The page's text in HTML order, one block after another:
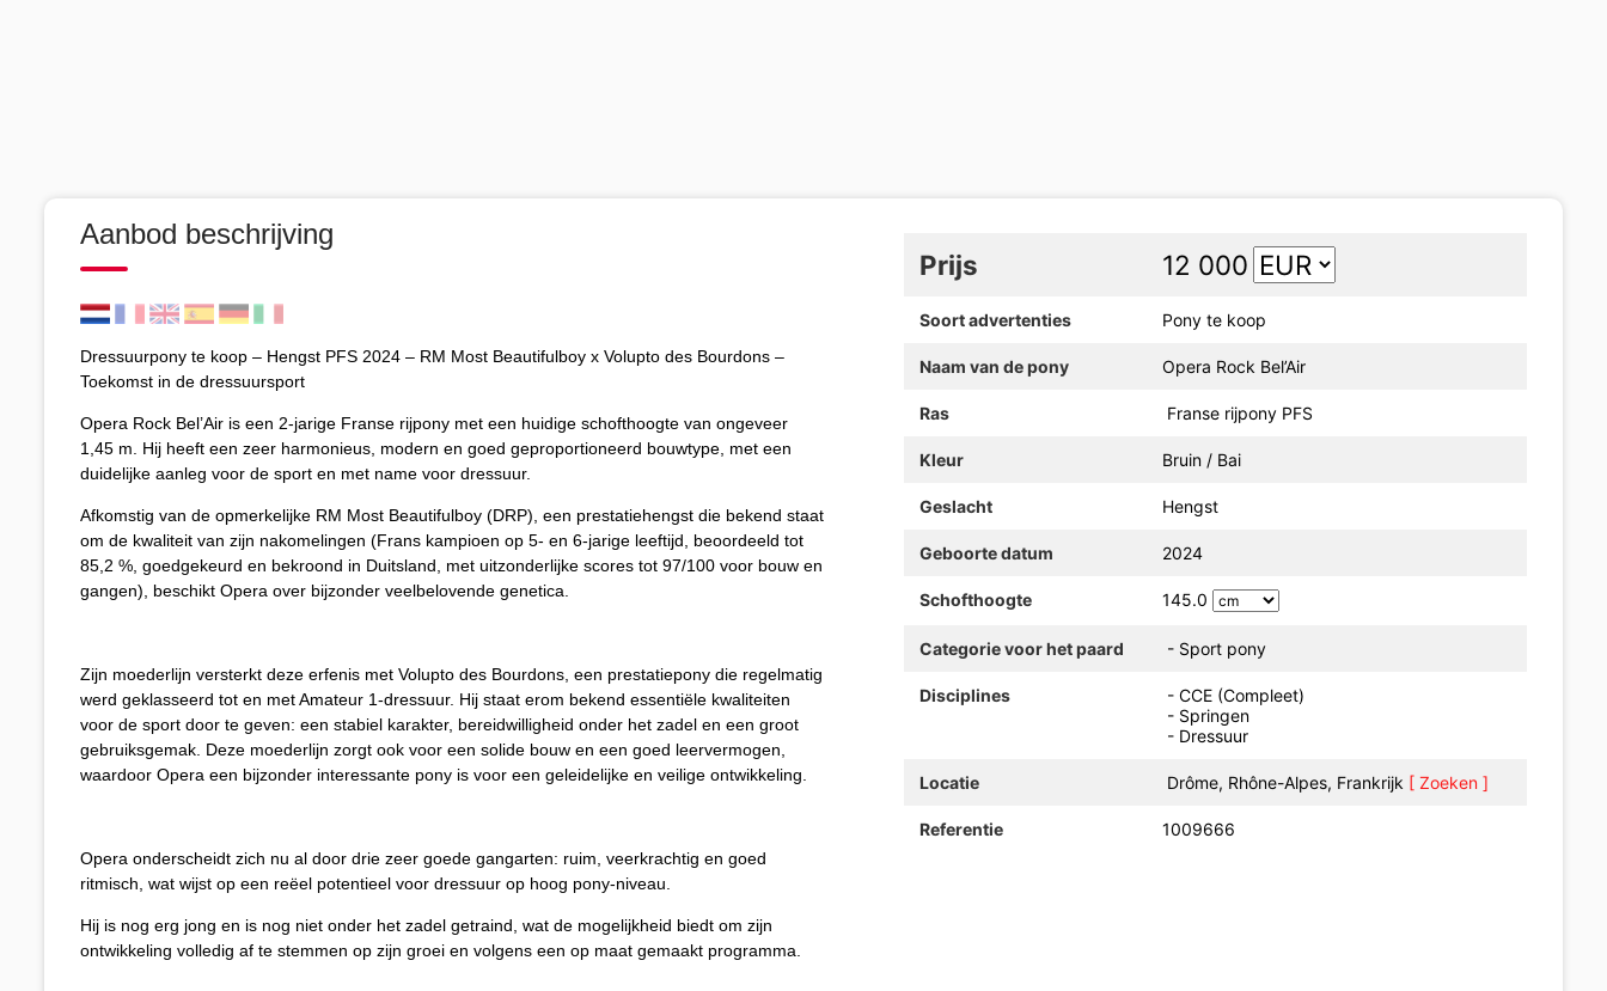
Aanbod beschrijving
Dressuurpony te koop – Hengst PFS 2024 – RM Most Beautifulboy x Volupto des Bourdons –
Toekomst in de dressuursport
Opera Rock Bel’Air is een 2-jarige Franse rijpony met een huidige schofthoogte van ongeveer
1,45 m. Hij heeft een zeer harmonieus, modern en goed geproportioneerd bouwtype, met een
duidelijke aanleg voor de sport en met name voor dressuur.
Afkomstig van de opmerkelijke RM Most Beautifulboy (DRP), een prestatiehengst die bekend staat
om de kwaliteit van zijn nakomelingen (Frans kampioen op 5- en 6-jarige leeftijd, beoordeeld tot
85,2 %, goedgekeurd en bekroond in Duitsland, met uitzonderlijke scores tot 97/100 voor bouw en
gangen), beschikt Opera over bijzonder veelbelovende genetica.
Zijn moederlijn versterkt deze erfenis met Volupto des Bourdons, een prestatiepony die regelmatig
werd geklasseerd tot en met Amateur 1-dressuur. Hij staat erom bekend essentiële kwaliteiten
voor de sport door te geven: een stabiel karakter, bereidwilligheid onder het zadel en een groot
gebruiksgemak. Deze moederlijn zorgt ook voor een solide bouw en een goed leervermogen,
waardoor Opera een bijzonder interessante pony is voor een geleidelijke en veilige ontwikkeling.
Opera onderscheidt zich nu al door drie zeer goede gangarten: ruim, veerkrachtig en goed
ritmisch, wat wijst op een reëel potentieel voor dressuur op hoog pony-niveau.
Hij is nog erg jong en is nog niet onder het zadel getraind, wat de mogelijkheid biedt om zijn
ontwikkeling volledig af te stemmen op zijn groei en volgens een op maat gemaakt programma.
Prijs 12 000
Soort advertenties Pony te koop
Naam van de pony Opera Rock Bel’Air
Ras Franse rijpony PFS
Kleur Bruin / Bai
Geslacht Hengst
Geboorte datum 2024
Schofthoogte 145.0
Categorie voor het paard - Sport pony
Disciplines
- CCE (Compleet)
- Springen
- Dressuur
Locatie Drôme, Rhône-Alpes, Frankrijk [ Zoeken ]
Referentie 1009666